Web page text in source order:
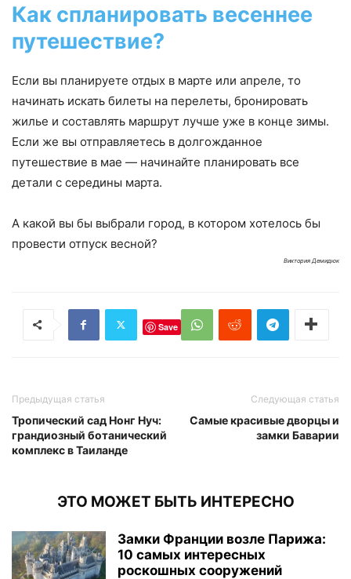
Как спланировать весеннее
путешествие?
Если вы планируете отдых в марте или апреле, то
начинать искать билеты на перелеты, бронировать
жилье и составлять маршрут лучше уже в конце зимы.
Если же вы отправляетесь в долгожданное
путешествие в мае — начинайте планировать все
детали с середины марта.
А какой вы бы выбрали город, в котором хотелось бы
провести отпуск весной?
Виктория Демидюк
Save
Предыдущая статья
Тропический сад Нонг Нуч:
грандиозный ботанический
комплекс в Таиланде
Следующая статья
Самые красивые дворцы и
замки Баварии
ЭТО МОЖЕТ БЫТЬ ИНТЕРЕСНО
Замки Франции возле Парижа:
10 самых интересных
роскошных сооружений